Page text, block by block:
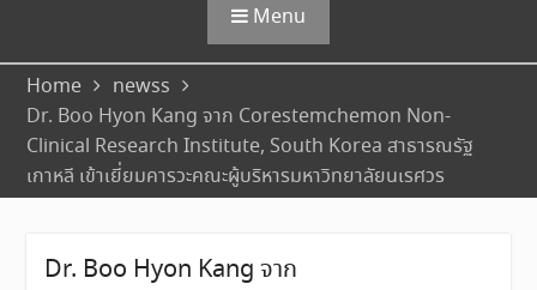
Menu
Home
newss
Dr. Boo Hyon Kang จาก Corestemchemon Non-
Clinical Research Institute, South Korea สาธารณรัฐ
เกาหลี เข้าเยี่ยมคารวะคณะผู้บริหารมหาวิทยาลัยนเรศวร
Dr. Boo Hyon Kang จาก